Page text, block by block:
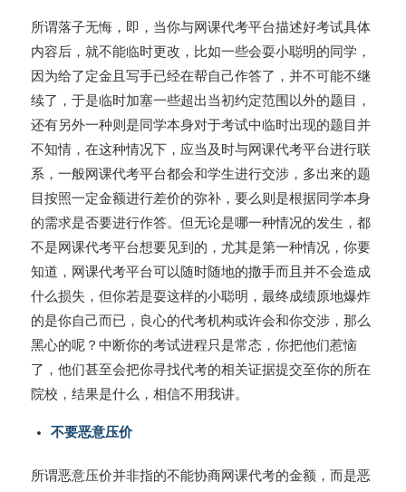
所谓落子无悔，即，当你与网课代考平台描述好考试具体
内容后，就不能临时更改，比如一些会耍小聪明的同学，
因为给了定金且写手已经在帮自己作答了，并不可能不继
续了，于是临时加塞一些超出当初约定范围以外的题目，
还有另外一种则是同学本身对于考试中临时出现的题目并
不知情，在这种情况下，应当及时与网课代考平台进行联
系，一般网课代考平台都会和学生进行交涉，多出来的题
目按照一定金额进行差价的弥补，要么则是根据同学本身
的需求是否要进行作答。但无论是哪一种情况的发生，都
不是网课代考平台想要见到的，尤其是第一种情况，你要
知道，网课代考平台可以随时随地的撒手而且并不会造成
什么损失，但你若是耍这样的小聪明，最终成绩原地爆炸
的是你自己而已，良心的代考机构或许会和你交涉，那么
黑心的呢？中断你的考试进程只是常态，你把他们惹恼
了，他们甚至会把你寻找代考的相关证据提交至你的所在
院校，结果是什么，相信不用我讲。
不要恶意压价
所谓恶意压价并非指的不能协商网课代考的金额，而是恶